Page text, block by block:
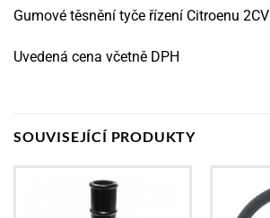
Gumové těsnění tyče řízení Citroenu 2CV
Uvedená cena včetně DPH
SOUVISEJÍCÍ PRODUKTY